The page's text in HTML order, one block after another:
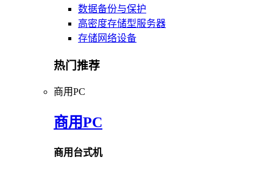
数据备份与保护
高密度存储型服务器
存储网络设备
热门推荐
商用PC
商用PC
商用台式机